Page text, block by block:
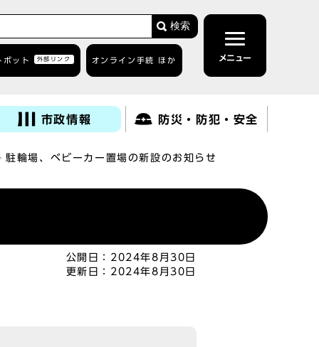
検索
ボット 外部リンク オンライン手続 ほか メニュー
市政情報 防災・防犯・安全
駐輪場、ベビーカー置場の新設のお知らせ
公開日： 2024年8月30日
更新日： 2024年8月30日